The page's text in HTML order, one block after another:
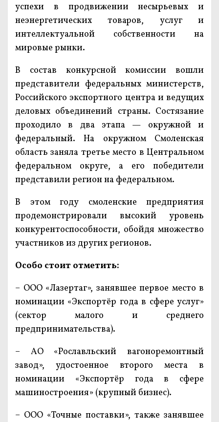
успехи в продвижении несырьевых и
неэнергетических товаров, услуг и
интеллектуальной собственности на
мировые рынки.
В состав конкурсной комиссии вошли
представители федеральных министерств,
Российского экспортного центра и ведущих
деловых объединений страны. Состязание
проходило в два этапа — окружной и
федеральный. На окружном Смоленская
область заняла третье место в Центральном
федеральном округе, а его победители
представили регион на федеральном.
В этом году смоленские предприятия
продемонстрировали высокий уровень
конкурентоспособности, обойдя множество
участников из других регионов.
Особо стоит отметить:
– ООО «Лазертаг», занявшее первое место в
номинации «Экспортёр года в сфере услуг»
(сектор малого и среднего
предпринимательства).
– АО «Рославльский вагоноремонтный
завод», удостоенное второго места в
номинации «Экспортёр года в сфере
машиностроения» (крупный бизнес).
– ООО «Точные поставки», также занявшее